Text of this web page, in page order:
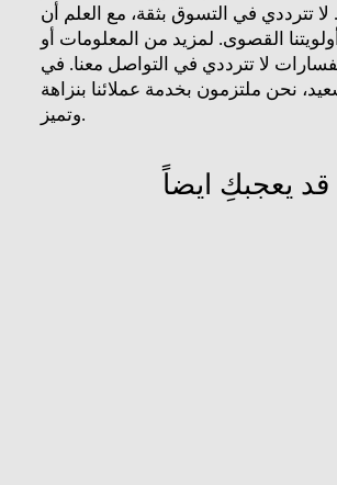
لا تترددي في التسوق بثقة، مع العلم أن
القصوى. لمزيد من المعلومات أو
لا تترددي في التواصل معنا. في
نحن ملتزمون بخدمة عملائنا بنزاهة
وتميز.
قد يعجبكِ ايضاً